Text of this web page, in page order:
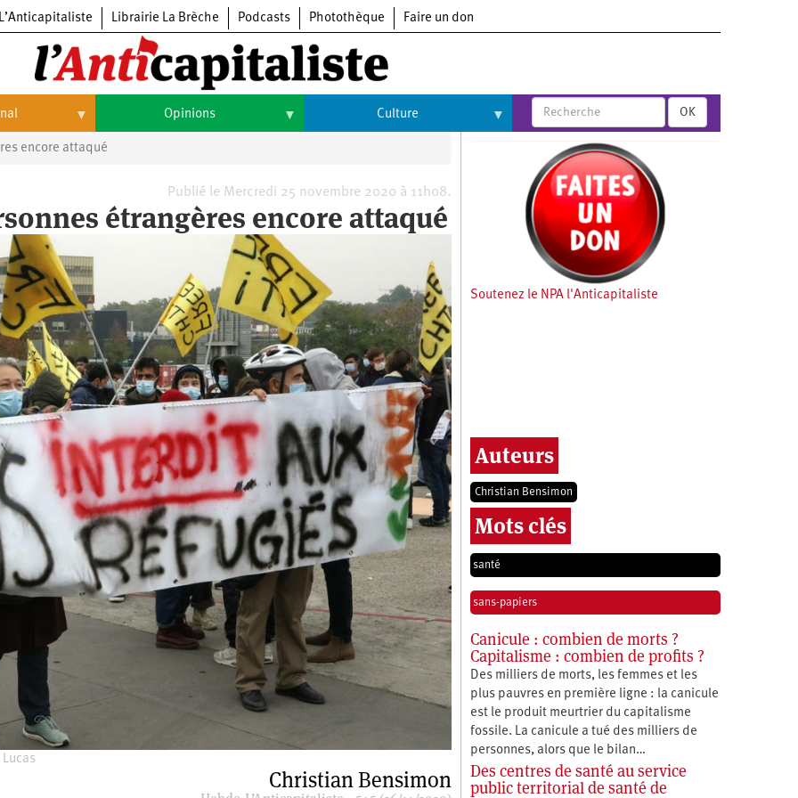
L’Anticapitaliste Librairie La Brèche Podcasts Photothèque Faire un don
Opinions Culture
Arts
Cinéma
Livres
Musique
OK
encore attaqué
Publié le Mercredi 25 novembre 2020 à 11h08.
étrangères encore attaqué
Christian Bensimon
Soutenez le NPA l'Anticapitaliste
Auteurs
Christian Bensimon
Mots clés
santé
sans-papiers
Canicule : combien de morts ?
Capitalisme : combien de profits ?
Des milliers de morts, les femmes et les
plus pauvres en première ligne : la canicule
est le produit meurtrier du capitalisme
fossile. La canicule a tué des milliers de
personnes, alors que le bilan…
Des centres de santé au service
public territorial de santé de